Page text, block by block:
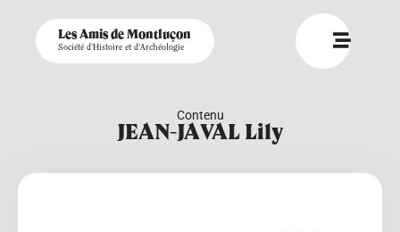
Les Amis de Montluçon
Société d'Histoire et d'Archéologie
Contenu
JEAN-JAVAL Lily